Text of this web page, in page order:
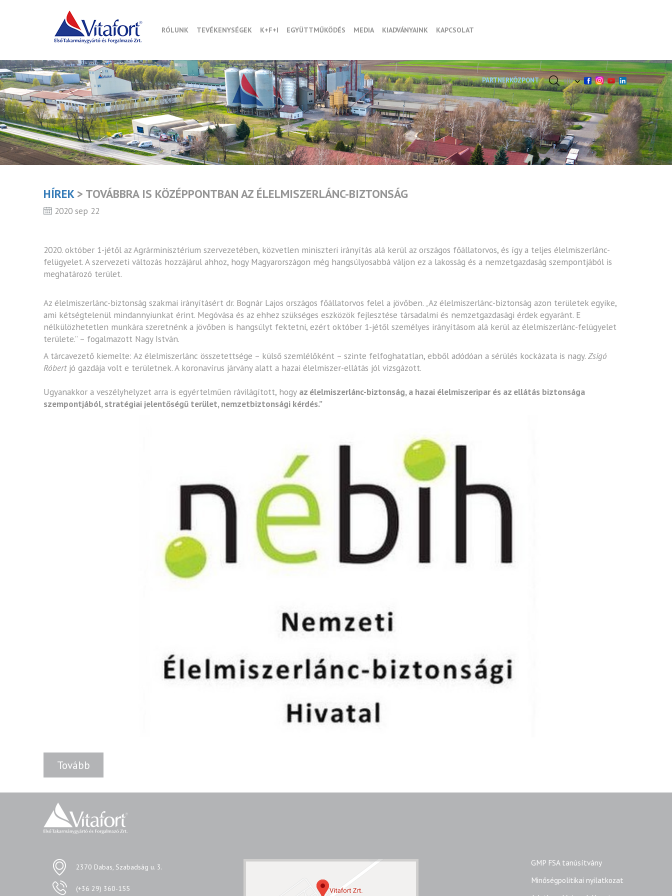
RÓLUNK TEVÉKENYSÉGEK K+F+I EGYÜTTMŰKÖDÉS MEDIA KIADVÁNYAINK KAPCSOLAT
PARTNERKÖZPONT HU
HÍREK> TOVÁBBRA IS KÖZÉPPONTBAN AZ ÉLELMISZERLÁNC-BIZTONSÁG
2020 sep 22
2020. október 1-jétől az Agrárminisztérium szervezetében, közvetlen miniszteri irányítás alá kerül az országos főállatorvos, és így a teljes élelmiszerlánc-
felügyelet. A szervezeti változás hozzájárul ahhoz, hogy Magyarországon még hangsúlyosabbá váljon ez a lakosság és a nemzetgazdaság szempontjából is
meghatározó terület.
Az élelmiszerlánc-biztonság szakmai irányításért dr. Bognár Lajos országos főállatorvos felel a jövőben. „Az élelmiszerlánc-biztonság azon területek egyike,
ami kétségtelenül mindannyiunkat érint. Megóvása és az ehhez szükséges eszközök fejlesztése társadalmi és nemzetgazdasági érdek egyaránt. E
nélkülözhetetlen munkára szeretnénk a jövőben is hangsúlyt fektetni, ezért október 1-jétől személyes irányításom alá kerül az élelmiszerlánc-felügyelet
területe.” – fogalmazott Nagy István.
A tárcavezető kiemelte: Az élelmiszerlánc összetettsége – külső szemlélőként – szinte felfoghatatlan, ebből adódóan a sérülés kockázata is nagy. Zsigó
Róbertjó gazdája volt e területnek. A koronavírus járvány alatt a hazai élelmiszer-ellátás jól vizsgázott.
Ugyanakkor a veszélyhelyzet arra is egyértelműen rávilágított, hogy az élelmiszerlánc-biztonság, a hazai élelmiszeripar és az ellátás biztonsága
szempontjából, stratégiai jelentőségű terület, nemzetbiztonsági kérdés.”
Tovább
2370 Dabas, Szabadság u. 3.
(+36 29) 360-155
GMP FSA tanúsítvány
Minőségpolitikai nyilatkozat